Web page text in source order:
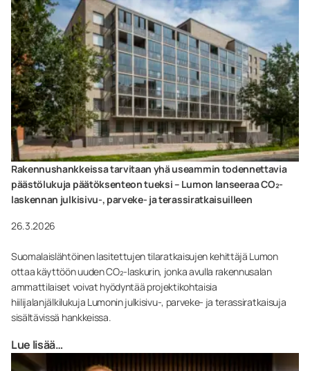
Rakennushankkeissa tarvitaan yhä useammin todennettavia
päästölukuja päätöksenteon tueksi – Lumon lanseeraa CO₂-
laskennan julkisivu-, parveke- ja terassiratkaisuilleen
26.3.2026
Suomalaislähtöinen lasitettujen tilaratkaisujen kehittäjä Lumon
ottaa käyttöön uuden CO₂-laskurin, jonka avulla rakennusalan
ammattilaiset voivat hyödyntää projektikohtaisia
hiilijalanjälkilukuja Lumonin julkisivu-, parveke- ja terassiratkaisuja
sisältävissä hankkeissa.
Lue lisää…